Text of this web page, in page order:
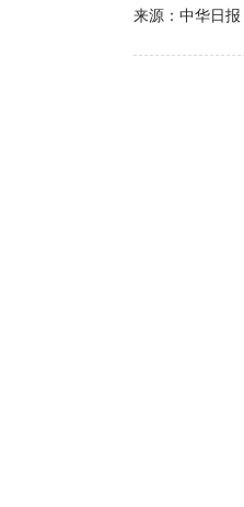
来源：中华日报